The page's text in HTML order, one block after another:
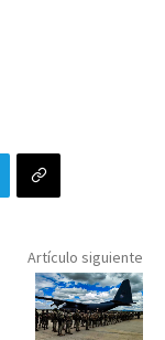
Artículo siguiente